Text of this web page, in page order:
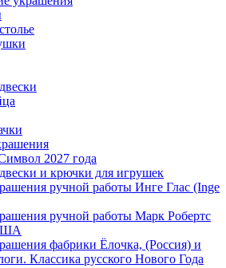
2027 года
и крючки для игрушек
ручной работы Инге Глас (Inge
ручной работы Марк Робертс
фабрики Ёлочка, (Россия) и
Классика русского Нового Года